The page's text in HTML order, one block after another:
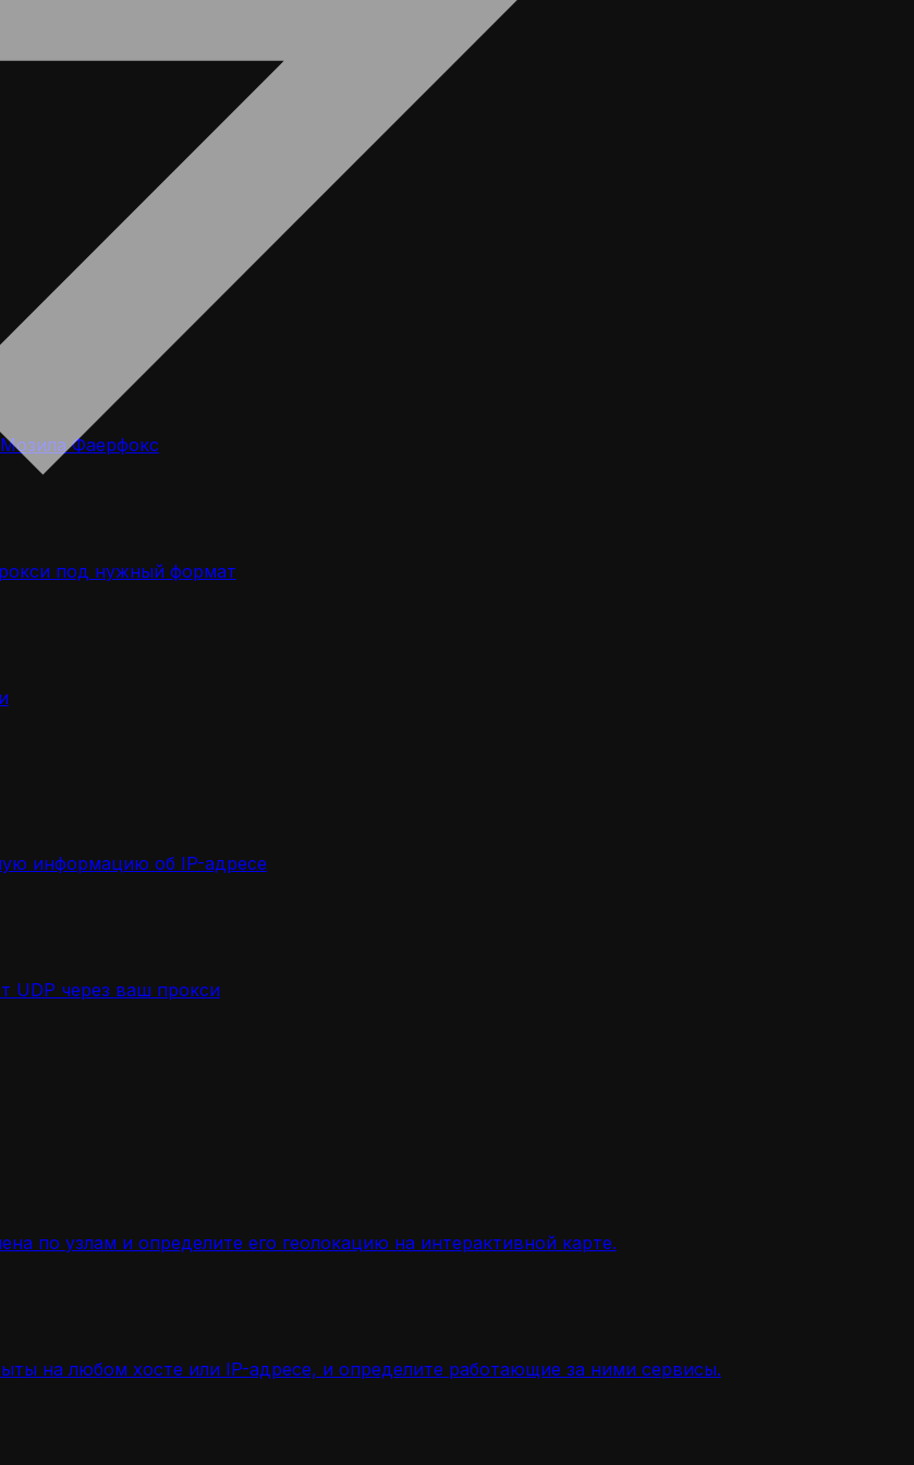
Фаерфокс
под нужный формат
информацию об IP-адресе
UDP через ваш прокси
по узлам и определите его геолокацию на интерактивной карте.
на любом хосте или IP-адресе, и определите работающие за ними сервисы.